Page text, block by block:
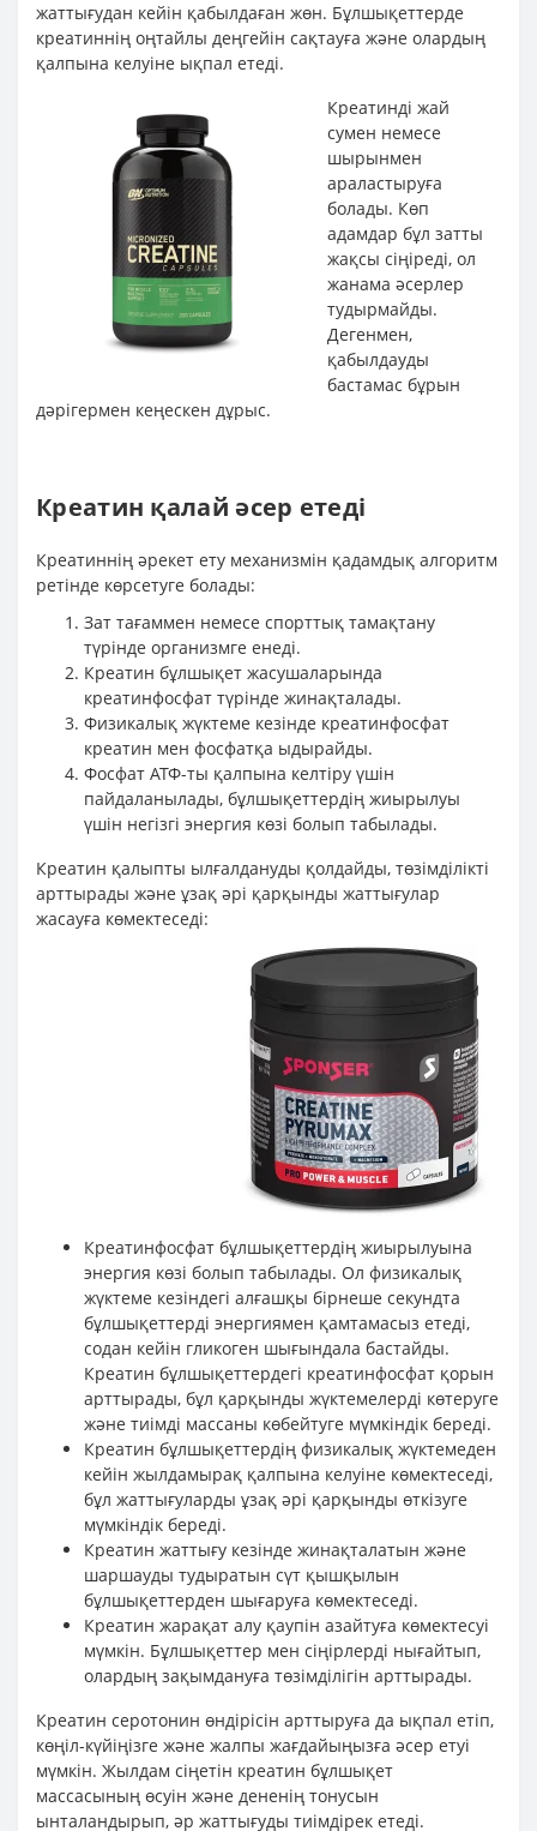
жаттығудан кейін қабылдаған жөн. Бұлшықеттерде
креатиннің оңтайлы деңгейін сақтауға және олардың
қалпына келуіне ықпал етеді.
Креатинді жай
сумен немесе
шырынмен
араластыруға
болады. Көп
адамдар бұл затты
жақсы сіңіреді, ол
жанама әсерлер
тудырмайды.
Дегенмен,
қабылдауды
бастамас бұрын
дәрігермен кеңескен дұрыс.
Креатин қалай әсер етеді
Креатиннің әрекет ету механизмін қадамдық алгоритм
ретінде көрсетуге болады:
Зат тағаммен немесе спорттық тамақтану
түрінде организмге енеді.
Креатин бұлшықет жасушаларында
креатинфосфат түрінде жинақталады.
Физикалық жүктеме кезінде креатинфосфат
креатин мен фосфатқа ыдырайды.
Фосфат АТФ-ты қалпына келтіру үшін
пайдаланылады, бұлшықеттердің жиырылуы
үшін негізгі энергия көзі болып табылады.
Креатин қалыпты ылғалдануды қолдайды, төзімділікті
арттырады және ұзақ әрі қарқынды жаттығулар
жасауға көмектеседі:
Креатинфосфат бұлшықеттердің жиырылуына
энергия көзі болып табылады. Ол физикалық
жүктеме кезіндегі алғашқы бірнеше секундта
бұлшықеттерді энергиямен қамтамасыз етеді,
содан кейін гликоген шығындала бастайды.
Креатин бұлшықеттердегі креатинфосфат қорын
арттырады, бұл қарқынды жүктемелерді көтеруге
және тиімді массаны көбейтуге мүмкіндік береді.
Креатин бұлшықеттердің физикалық жүктемеден
кейін жылдамырақ қалпына келуіне көмектеседі,
бұл жаттығуларды ұзақ әрі қарқынды өткізуге
мүмкіндік береді.
Креатин жаттығу кезінде жинақталатын және
шаршауды тудыратын сүт қышқылын
бұлшықеттерден шығаруға көмектеседі.
Креатин жарақат алу қаупін азайтуға көмектесуі
мүмкін. Бұлшықеттер мен сіңірлерді нығайтып,
олардың зақымдануға төзімділігін арттырады.
Креатин серотонин өндірісін арттыруға да ықпал етіп,
көңіл-күйіңізге және жалпы жағдайыңызға әсер етуі
мүмкін. Жылдам сіңетін креатин бұлшықет
массасының өсуін және дененің тонусын
ынталандырып, әр жаттығуды тиімдірек етеді.